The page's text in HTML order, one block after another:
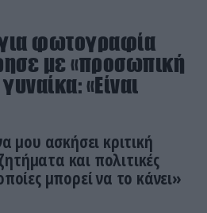
φωτογραφία
με «προσωπική
«Είναι
μου ασκήσει κριτική
και πολιτικές
μπορεί να το κάνει»